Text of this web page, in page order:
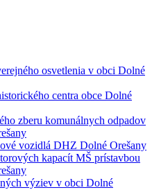
osvetlenia v obci Dolné
centra obce Dolné
zberu komunálnych odpadov
vozidlá DHZ Dolné Orešany
kapacít MŠ prístavbou
výziev v obci Dolné